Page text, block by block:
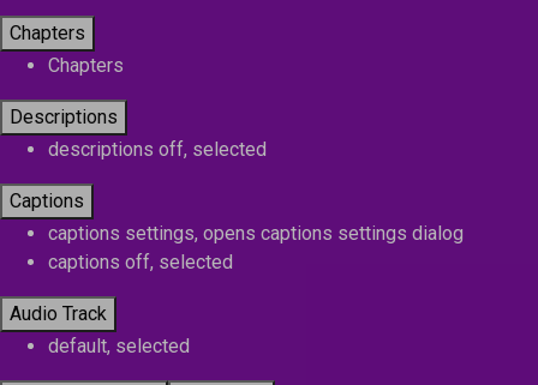
Chapters
Chapters
Descriptions
descriptions off, selected
Captions
captions settings, opens captions settings dialog
captions off, selected
Audio Track
default, selected